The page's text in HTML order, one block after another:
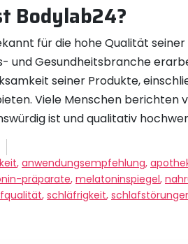
Bodylab24?
für die hohe Qualität
und Gesundheitsbranche
seiner Produkte,
Viele Menschen berichten
ist und qualitativ
, anwendungsempfehlung,
präparate, melatoninspiegel,
, schläfrigkeit,